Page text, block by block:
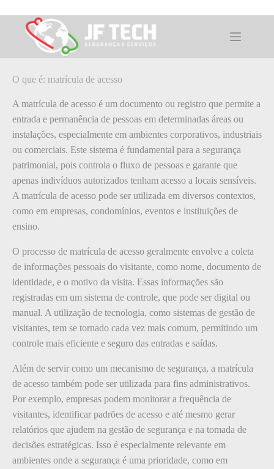
para
conteúdoO que é: matrícula de acesso
O que é: matrícula de acesso
A matrícula de acesso é um documento ou registro que permite a
entrada e permanência de pessoas em determinadas áreas ou
instalações, especialmente em ambientes corporativos, industriais
ou comerciais. Este sistema é fundamental para a segurança
patrimonial, pois controla o fluxo de pessoas e garante que
apenas indivíduos autorizados tenham acesso a locais sensíveis.
A matrícula de acesso pode ser utilizada em diversos contextos,
como em empresas, condomínios, eventos e instituições de
ensino.
O processo de matrícula de acesso geralmente envolve a coleta
de informações pessoais do visitante, como nome, documento de
identidade, e o motivo da visita. Essas informações são
registradas em um sistema de controle, que pode ser digital ou
manual. A utilização de tecnologia, como sistemas de gestão de
visitantes, tem se tornado cada vez mais comum, permitindo um
controle mais eficiente e seguro das entradas e saídas.
Além de servir como um mecanismo de segurança, a matrícula
de acesso também pode ser utilizada para fins administrativos.
Por exemplo, empresas podem monitorar a frequência de
visitantes, identificar padrões de acesso e até mesmo gerar
relatórios que ajudem na gestão de segurança e na tomada de
decisões estratégicas. Isso é especialmente relevante em
ambientes onde a segurança é uma prioridade, como em